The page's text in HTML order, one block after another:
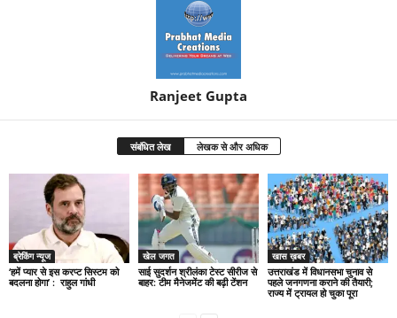
Ranjeet Gupta
संबंधित लेख लेखक से और अधिक
ब्रेकिंग न्यूज
‘हमें प्यार से इस करप्ट सिस्टम को
बदलना होगा’ : राहुल गांधी
खेल जगत
साई सुदर्शन श्रीलंका टेस्ट सीरीज से
बाहर: टीम मैनेजमेंट की बढ़ी टेंशन
खास ख़बर
उत्तराखंड में विधानसभा चुनाव से
पहले जनगणना कराने की तैयारी;
राज्य में ट्रायल हो चुका पूरा